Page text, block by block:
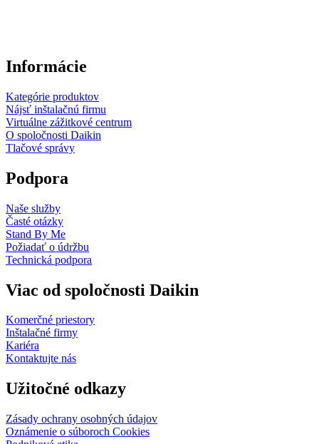
Informácie
Kategórie produktov
Nájsť inštalačnú firmu
Virtuálne zážitkové centrum
O spoločnosti Daikin
Tlačové správy
Podpora
Naše služby
Časté otázky
Stand By Me
Požiadať o údržbu
Technická podpora
Viac od spoločnosti Daikin
Komerčné priestory
Inštalačné firmy
Kariéra
Kontaktujte nás
Užitočné odkazy
Zásady ochrany osobných údajov
Oznámenie o súboroch Cookies